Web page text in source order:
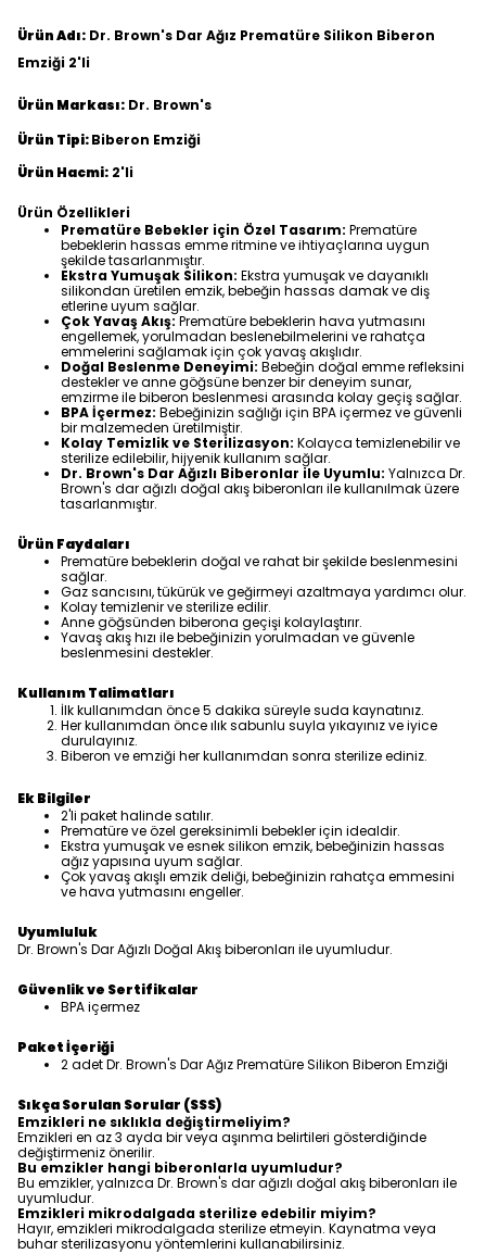
Ürün Adı: Dr. Brown's Dar Ağız Prematüre Silikon Biberon
Emziği 2'li
Ürün Markası: Dr. Brown's
Ürün Tipi:Biberon Emziği
Ürün Hacmi: 2'li
Ürün Özellikleri
Prematüre Bebekler için Özel Tasarım: Prematüre
bebeklerin hassas emme ritmine ve ihtiyaçlarına uygun
şekilde tasarlanmıştır.
Ekstra Yumuşak Silikon: Ekstra yumuşak ve dayanıklı
silikondan üretilen emzik, bebeğin hassas damak ve diş
etlerine uyum sağlar.
Çok Yavaş Akış:Prematüre bebeklerin hava yutmasını
engellemek, yorulmadan beslenebilmelerini ve rahatça
emmelerini sağlamak için çok yavaş akışlıdır.
Doğal Beslenme Deneyimi: Bebeğin doğal emme refleksini
destekler ve anne göğsüne benzer bir deneyim sunar,
emzirme ile biberon beslenmesi arasında kolay geçiş sağlar.
BPA İçermez: Bebeğinizin sağlığı için BPA içermez ve güvenli
bir malzemeden üretilmiştir.
Kolay Temizlik ve Sterilizasyon: Kolayca temizlenebilir ve
sterilize edilebilir, hijyenik kullanım sağlar.
Dr. Brown's Dar Ağızlı Biberonlar ile Uyumlu: Yalnızca Dr.
Brown's dar ağızlı doğal akış biberonları ile kullanılmak üzere
tasarlanmıştır.
Ürün Faydaları
Prematüre bebeklerin doğal ve rahat bir şekilde beslenmesini
sağlar.
Gaz sancısını, tükürük ve geğirmeyi azaltmaya yardımcı olur.
Kolay temizlenir ve sterilize edilir.
Anne göğsünden biberona geçişi kolaylaştırır.
Yavaş akış hızı ile bebeğinizin yorulmadan ve güvenle
beslenmesini destekler.
Kullanım Talimatları
İlk kullanımdan önce 5 dakika süreyle suda kaynatınız.
Her kullanımdan önce ılık sabunlu suyla yıkayınız ve iyice
durulayınız.
Biberon ve emziği her kullanımdan sonra sterilize ediniz.
Ek Bilgiler
2'li paket halinde satılır.
Prematüre ve özel gereksinimli bebekler için idealdir.
Ekstra yumuşak ve esnek silikon emzik, bebeğinizin hassas
ağız yapısına uyum sağlar.
Çok yavaş akışlı emzik deliği, bebeğinizin rahatça emmesini
ve hava yutmasını engeller.
Uyumluluk
Dr. Brown's Dar Ağızlı Doğal Akış biberonları ile uyumludur.
Güvenlik ve Sertifikalar
BPA içermez
Paket İçeriği
2 adet Dr. Brown's Dar Ağız Prematüre Silikon Biberon Emziği
Sıkça Sorulan Sorular (SSS)
Emzikleri ne sıklıkla değiştirmeliyim?
Emzikleri en az 3 ayda bir veya aşınma belirtileri gösterdiğinde
değiştirmeniz önerilir.
Bu emzikler hangi biberonlarla uyumludur?
Bu emzikler, yalnızca Dr. Brown's dar ağızlı doğal akış biberonları ile
uyumludur.
Emzikleri mikrodalgada sterilize edebilir miyim?
Hayır, emzikleri mikrodalgada sterilize etmeyin. Kaynatma veya
buhar sterilizasyonu yöntemlerini kullanabilirsiniz.